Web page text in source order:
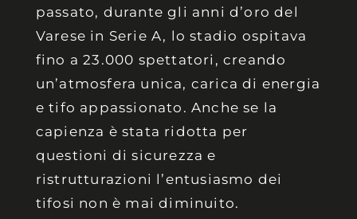
passato, durante gli anni d’oro del
Varese in Serie A, lo stadio ospitava
fino a 23.000 spettatori, creando
un’atmosfera unica, carica di energia
e tifo appassionato. Anche se la
capienza è stata ridotta per
questioni di sicurezza e
ristrutturazioni l’entusiasmo dei
tifosi non è mai diminuito.